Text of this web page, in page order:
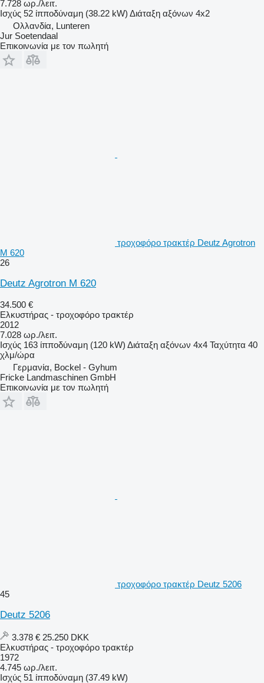
7.728 ωρ./λειτ.
Ισχύς 52 ίπποδύναμη (38.22 kW) Διάταξη αξόνων 4x2
Ολλανδία, Lunteren
Jur Soetendaal
Επικοινωνία με τον πωλητή
τροχοφόρο τρακτέρ Deutz Agrotron
M 620
26
Deutz Agrotron M 620
34.500 €
Ελκυστήρας - τροχοφόρο τρακτέρ
2012
7.028 ωρ./λειτ.
Ισχύς 163 ίπποδύναμη (120 kW) Διάταξη αξόνων 4x4 Ταχύτητα 40
χλμ/ώρα
Γερμανία, Bockel - Gyhum
Fricke Landmaschinen GmbH
Επικοινωνία με τον πωλητή
τροχοφόρο τρακτέρ Deutz 5206
45
Deutz 5206
3.378 € 25.250 DKK
Ελκυστήρας - τροχοφόρο τρακτέρ
1972
4.745 ωρ./λειτ.
Ισχύς 51 ίπποδύναμη (37.49 kW)